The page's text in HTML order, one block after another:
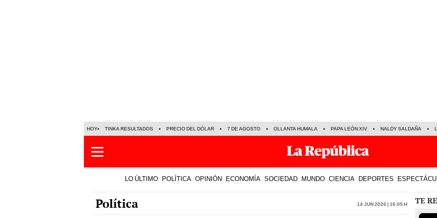
HOY TINKA RESULTADOS PRECIO DEL DÓLAR 7 DE AGOSTO OLLANTA HUMALA PAPA LEÓN XIV NALDY SALDAÑA
LO ÚLTIMO POLÍTICA OPINIÓN ECONOMÍA SOCIEDAD MUNDO CIENCIA DEPORTES
Política 14 Jun 2026 | 16:05 h TE